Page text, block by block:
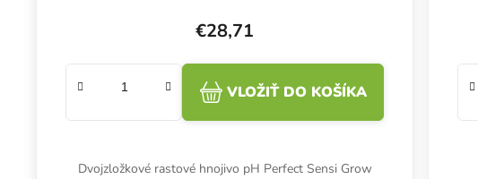
€28,71
VLOŽIŤ DO KOŠÍKA
Dvojzložkové rastové hnojivo pH Perfect Sensi Grow